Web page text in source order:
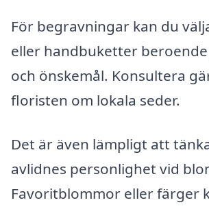
För begravningar kan du
eller handbuketter
och önskemål. Konsultera
floristen om lokala seder.
Det är även lämpligt att
avlidnes personlighet vid
Favoritblommor eller färger